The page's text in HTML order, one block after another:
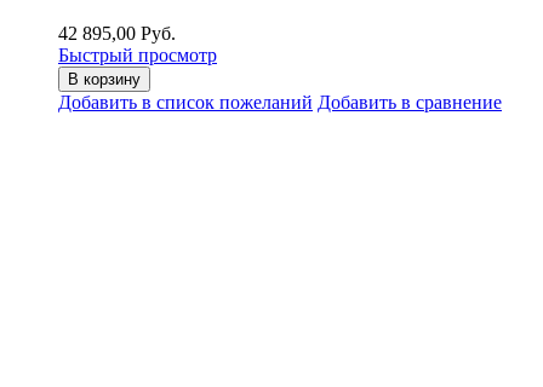
42 895,00 Руб.
Быстрый просмотр
В корзину
Добавить в список пожеланий Добавить в сравнение